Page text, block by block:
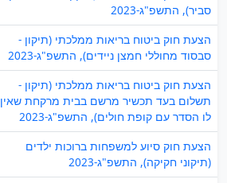
סביר), התשפ"ג-2023
הצעת חוק ביטוח בריאות ממלכתי (תיקון -
סבסוד מחוללי חמצן ניידים), התשפ"ג-2023
הצעת חוק ביטוח בריאות ממלכתי (תיקון -
תשלום בעד תכשיר מרשם בבית מרקחת שאין
לו הסדר עם קופת חולים), התשפ"ג-2023
הצעת חוק סיוע למשפחות ברוכות ילדים
(תיקוני חקיקה), התשפ"ג-2023